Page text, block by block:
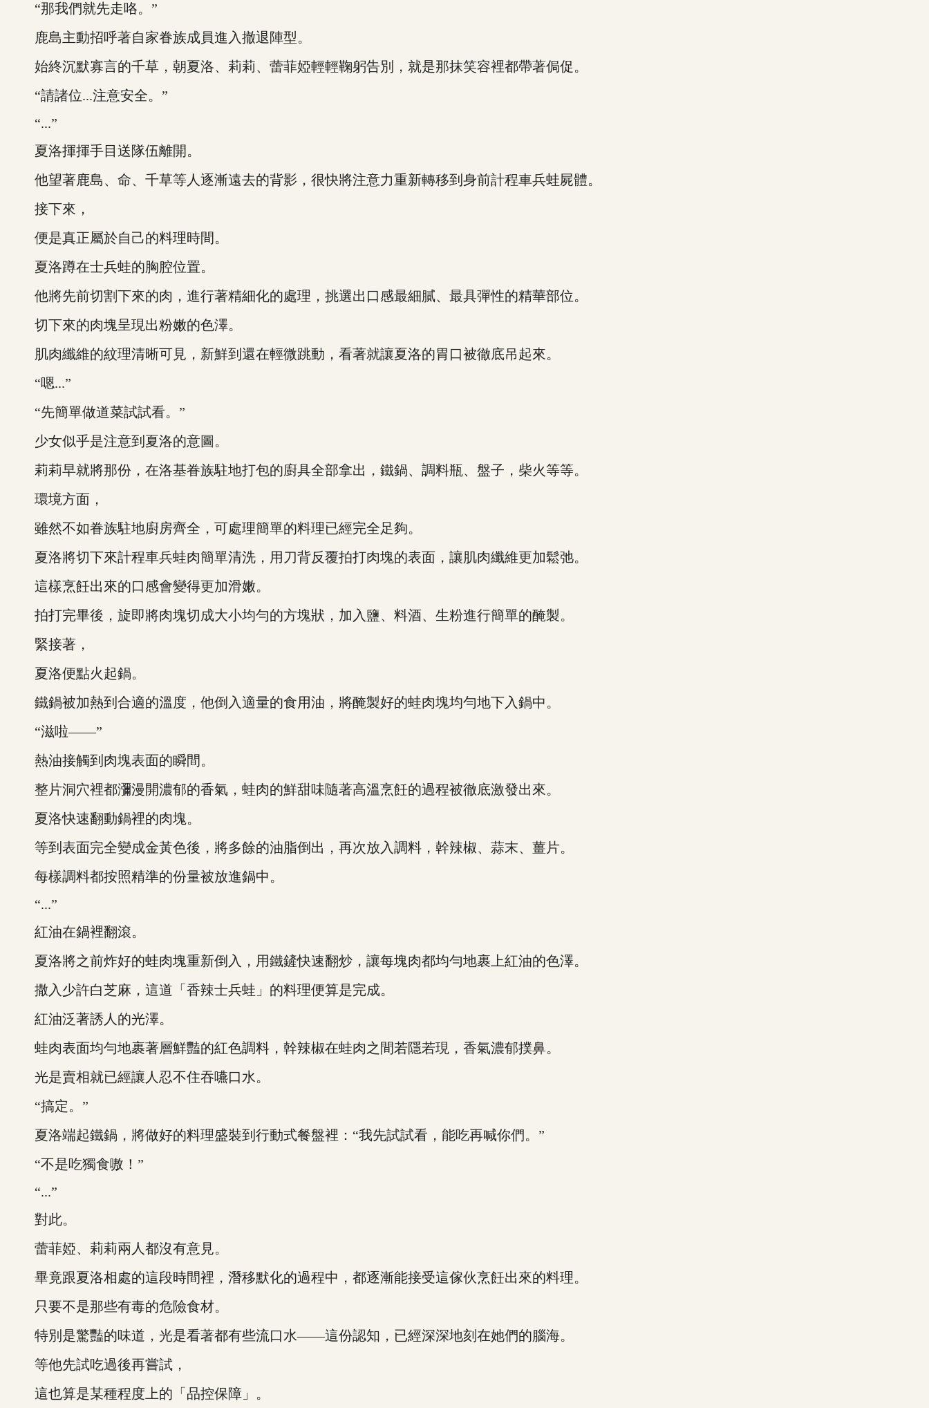
“那我們就先走咯。”
鹿島主動招呼著自家眷族成員進入撤退陣型。
始終沉默寡言的千草，朝夏洛、莉莉、蕾菲婭輕輕鞠躬告別，就是那抹笑容裡都帶著侷促。
“請諸位...注意安全。”
“...”
夏洛揮揮手目送隊伍離開。
他望著鹿島、命、千草等人逐漸遠去的背影，很快將注意力重新轉移到身前計程車兵蛙屍體。
接下來，
便是真正屬於自己的料理時間。
夏洛蹲在士兵蛙的胸腔位置。
他將先前切割下來的肉，進行著精細化的處理，挑選出口感最細膩、最具彈性的精華部位。
切下來的肉塊呈現出粉嫩的色澤。
肌肉纖維的紋理清晰可見，新鮮到還在輕微跳動，看著就讓夏洛的胃口被徹底吊起來。
“嗯...”
“先簡單做道菜試試看。”
少女似乎是注意到夏洛的意圖。
莉莉早就將那份，在洛基眷族駐地打包的廚具全部拿出，鐵鍋、調料瓶、盤子，柴火等等。
環境方面，
雖然不如眷族駐地廚房齊全，可處理簡單的料理已經完全足夠。
夏洛將切下來計程車兵蛙肉簡單清洗，用刀背反覆拍打肉塊的表面，讓肌肉纖維更加鬆弛。
這樣烹飪出來的口感會變得更加滑嫩。
拍打完畢後，旋即將肉塊切成大小均勻的方塊狀，加入鹽、料酒、生粉進行簡單的醃製。
緊接著，
夏洛便點火起鍋。
鐵鍋被加熱到合適的溫度，他倒入適量的食用油，將醃製好的蛙肉塊均勻地下入鍋中。
“滋啦——”
熱油接觸到肉塊表面的瞬間。
整片洞穴裡都瀰漫開濃郁的香氣，蛙肉的鮮甜味隨著高溫烹飪的過程被徹底激發出來。
夏洛快速翻動鍋裡的肉塊。
等到表面完全變成金黃色後，將多餘的油脂倒出，再次放入調料，幹辣椒、蒜末、薑片。
每樣調料都按照精準的份量被放進鍋中。
“...”
紅油在鍋裡翻滾。
夏洛將之前炸好的蛙肉塊重新倒入，用鐵鏟快速翻炒，讓每塊肉都均勻地裹上紅油的色澤。
撒入少許白芝麻，這道「香辣士兵蛙」的料理便算是完成。
紅油泛著誘人的光澤。
蛙肉表面均勻地裹著層鮮豔的紅色調料，幹辣椒在蛙肉之間若隱若現，香氣濃郁撲鼻。
光是賣相就已經讓人忍不住吞嚥口水。
“搞定。”
夏洛端起鐵鍋，將做好的料理盛裝到行動式餐盤裡：“我先試試看，能吃再喊你們。”
“不是吃獨食嗷！”
“...”
對此。
蕾菲婭、莉莉兩人都沒有意見。
畢竟跟夏洛相處的這段時間裡，潛移默化的過程中，都逐漸能接受這傢伙烹飪出來的料理。
只要不是那些有毒的危險食材。
特別是驚豔的味道，光是看著都有些流口水——這份認知，已經深深地刻在她們的腦海。
等他先試吃過後再嘗試，
這也算是某種程度上的「品控保障」。